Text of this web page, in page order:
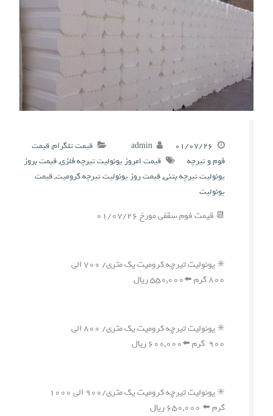
۰۱/۰۷/۲۶ admin قیمت تلگرام,قیمت
فوم و تیرچه
قیمت امروز یونولیت تیرچه فلزی,قیمت بروز
یونولیت تیرچه بتنی,قیمت روز یونولیت تیرچه کرومیت,قیمت
یونولیت
📆 قیمت فوم سقفی مورخ ۰۱/۰۷/۲۶
✳️ یونولیت تیرچه کرومیت یک متری/ ۷۰۰ الی
۸۰۰ گرم ⬅️۵۵۰,۰۰۰ ریال
✳️ یونولیت تیرچه کرومیت یک متری/ ۸۰۰ الی
۹۰۰ گرم ⬅️۶۰۰,۰۰۰ ریال
✳️ یونولیت تیرچه کرومیت یک متری/۹۰۰ الی ۱۰۰۰
گرم ⬅️ ۶۵۰,۰۰۰ ریال